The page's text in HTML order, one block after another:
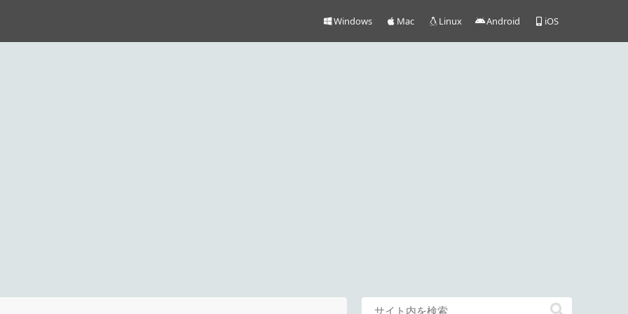
Windows Mac Linux Android iOS